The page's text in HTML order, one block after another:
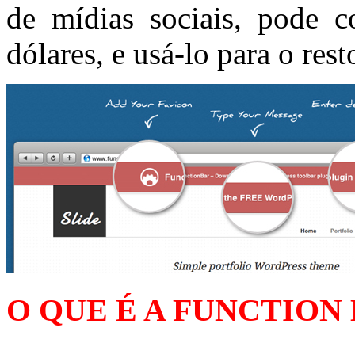
de mídias sociais, pode
dólares, e usá-lo para o
O QUE É A FUNCTION